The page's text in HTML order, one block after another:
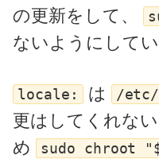
の更新をして、
ないようにしてい
locale: は /etc/
更はしてくれな
め
sudo chroot